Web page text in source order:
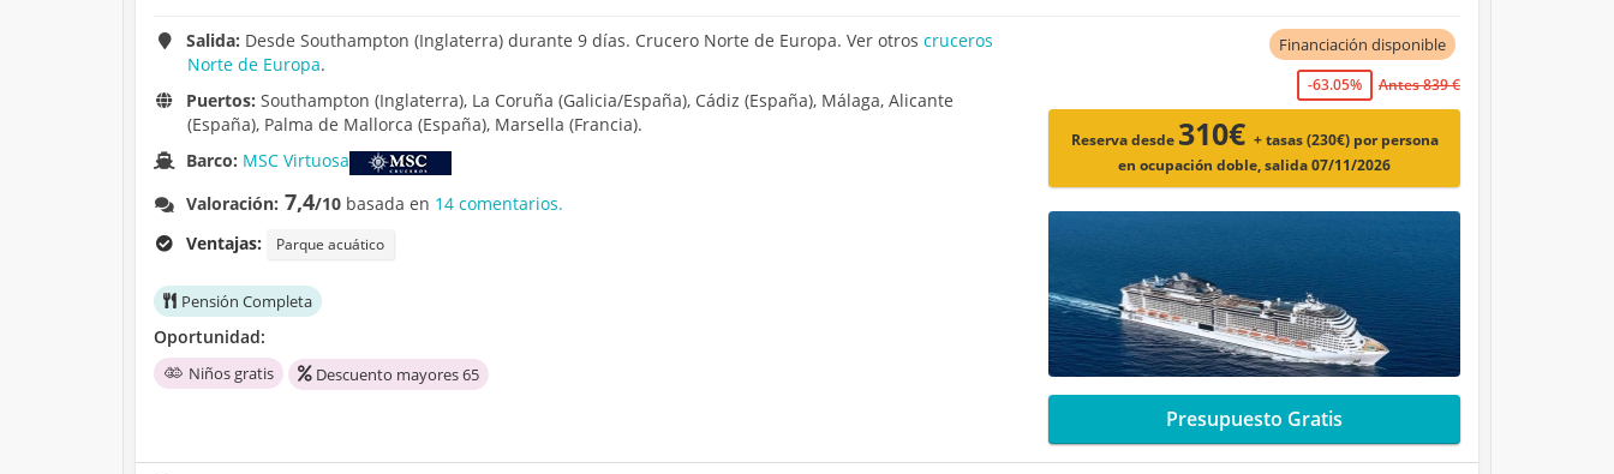
Salida: Desde Southampton (Inglaterra) durante 9 días. Crucero Norte de Europa. Ver otroscruceros
Norte de Europa.
Puertos: Southampton (Inglaterra), La Coruña (Galicia/España), Cádiz (España), Málaga, Alicante
(España), Palma de Mallorca (España), Marsella (Francia).
Barco: MSC Virtuosa
Valoración: 7,4/10 basada en 14 comentarios.
Ventajas:
Parque acuático
Pensión Completa
Oportunidad:
Niños gratis Descuento mayores 65
Financiación disponible
-63.05% Antes 839 €
Reserva desde 310€ + tasas (230€) por persona
en ocupación doble, salida 07/11/2026
Presupuesto Gratis